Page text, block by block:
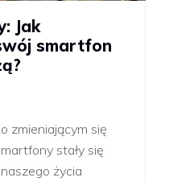
Jak
smartfon
zmieniającym się
stały się
życia